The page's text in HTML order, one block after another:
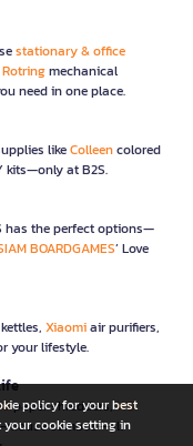
stationary & office
Rotringmechanical
need in one place.
likeColleencolored
kits—only at B2S.
has the perfect options—
BOARDGAMES’ Love
kettles, Xiaomiair purifiers,
your lifestyle.
paper shredders,WD
mouse combos—all
policy for your best
your cookie setting in